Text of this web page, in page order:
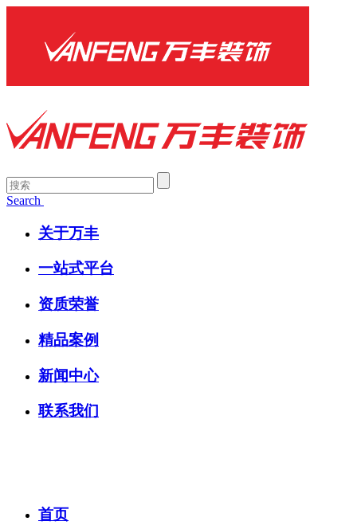
Search
关于万丰
一站式平台
资质荣誉
精品案例
新闻中心
联系我们
首页